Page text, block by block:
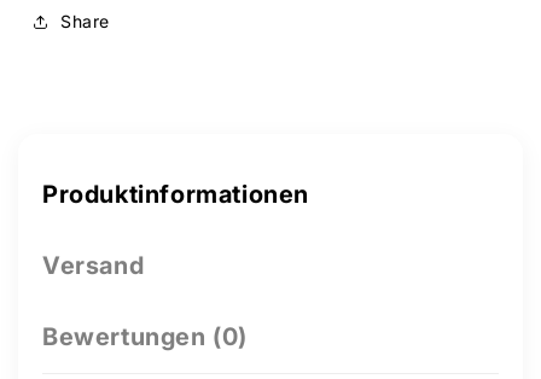
Share
Produktinformationen
Versand
Bewertungen (0)